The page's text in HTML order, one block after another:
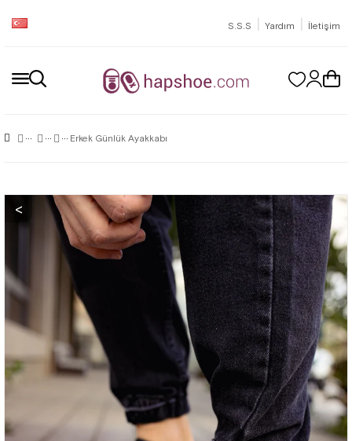
S.S.S | Yardım | İletişim
Erkek Günlük Ayakkabı